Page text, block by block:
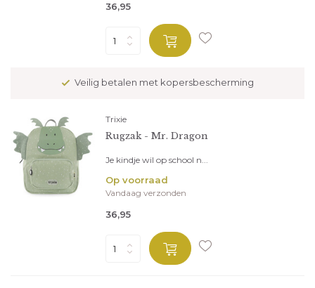
36,95
Veilig betalen met kopersbescherming
Trixie
Rugzak - Mr. Dragon
Je kindje wil op school n...
Op voorraad
Vandaag verzonden
36,95